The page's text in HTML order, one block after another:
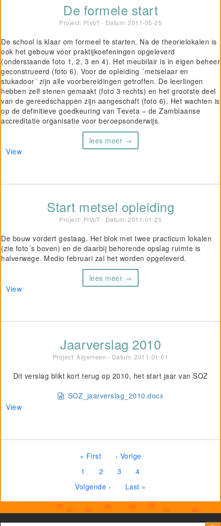
De formele start
Project: PiVoT - Datum: 2011-05-25
De school is klaar om formeel te starten. Na de theorielokalen is
ook het gebouw voor praktijkoefeningen opgeleverd
(onderstaande foto 1, 2, 3 en 4). Het meubilair is in eigen beheer
geconstrueerd (foto 6). Voor de opleiding ´metselaar en
stukadoor´ zijn alle voorbereidingen getroffen. De leerlingen
hebben zelf stenen gemaakt (foto 3 rechts) en het grootste deel
van de gereedschappen zijn aangeschaft (foto 6). Het wachten is
op de definitieve goedkeuring van Teveta – de Zambiaanse
accreditatie organisatie voor beroepsonderwijs.
lees meer →
View
Start metsel opleiding
Project: PiVoT - Datum: 2011-01-25
De bouw vordert gestaag. Het blok met twee practicum lokalen
(zie foto´s boven) en de daarbij behorende opslag ruimte is
halverwege. Medio februari zal het worden opgeleverd.
lees meer →
View
Jaarverslag 2010
Project: Algemeen - Datum:2011-01-01
Dit verslag blikt kort terug op 2010, het start jaar van SOZ
SOZ_jaarverslag_2010.docx
View
Eerste pagina
« First Vorige pagina
‹ Vorige
Pagina
1 Pagina
2 Huidige pagina
3 Pagina
4
Volgende pagina
Volgende › Laatste pagina
Last »